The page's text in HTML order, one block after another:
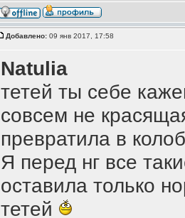
Добавлено:09 янв 2017, 17:58
Natulia
тетей ты себе
совсем не
превратила в
Я перед нг все
оставила только
тетей